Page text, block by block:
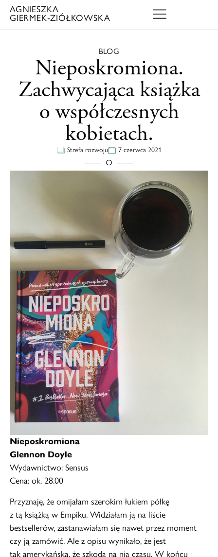
AGNIESZKA
GIERMEK‑ZIÓŁKOWSKA
BLOG
Nieposkromiona.
Zachwycająca książka
o współczesnych
kobietach.
Strefa rozwoju 7 czerwca 2021
Nieposkromiona
Glennon Doyle
Wydawnictwo: Sensus
Cena: ok. 28.00
Przyznaję, że omijałam szerokim łukiem półkę
z tą książką w Empiku. Widziałam ją na liście
bestsellerów, zastanawiałam się nawet przez moment
czy ją zamówić. Ale z opisu wynikało, że jest
tak amerykańska, że szkoda na nią czasu. W końcu